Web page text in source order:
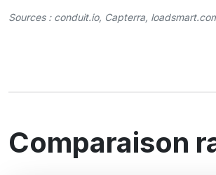
Sources : conduit.io, Capterra,
Comparaison